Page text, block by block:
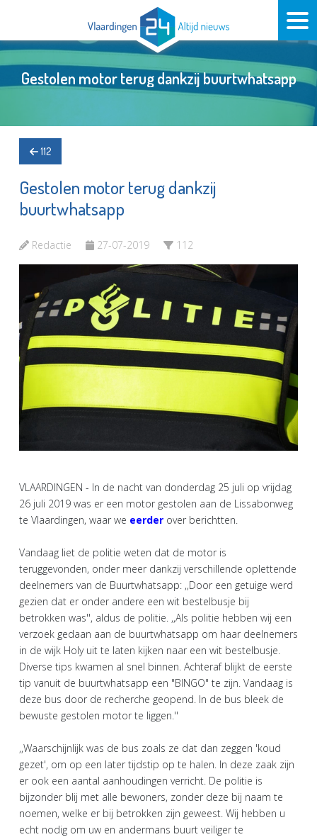
Gestolen motor terug dankzij buurtwhatsapp
112
Gestolen motor terug dankzij
buurtwhatsapp
Redactie 27-07-2019 112
VLAARDINGEN - In de nacht van donderdag 25 juli op vrijdag
26 juli 2019 was er een motor gestolen aan de Lissabonweg
te Vlaardingen, waar we eerder over berichtten.
Vandaag liet de politie weten dat de motor is
teruggevonden, onder meer dankzij verschillende oplettende
deelnemers van de Buurtwhatsapp: ,,Door een getuige werd
gezien dat er onder andere een wit bestelbusje bij
betrokken was'', aldus de politie. ,,Als politie hebben wij een
verzoek gedaan aan de buurtwhatsapp om haar deelnemers
in de wijk Holy uit te laten kijken naar een wit bestelbusje.
Diverse tips kwamen al snel binnen. Achteraf blijkt de eerste
tip vanuit de buurtwhatsapp een "BINGO" te zijn. Vandaag is
deze bus door de recherche geopend. In de bus bleek de
bewuste gestolen motor te liggen.''
,,Waarschijnlijk was de bus zoals ze dat dan zeggen 'koud
gezet', om op een later tijdstip op te halen. In deze zaak zijn
er ook een aantal aanhoudingen verricht. De politie is
bijzonder blij met alle bewoners, zonder deze bij naam te
noemen, welke er bij betrokken zijn geweest. Wij hebben u
echt nodig om uw en andermans buurt veiliger te